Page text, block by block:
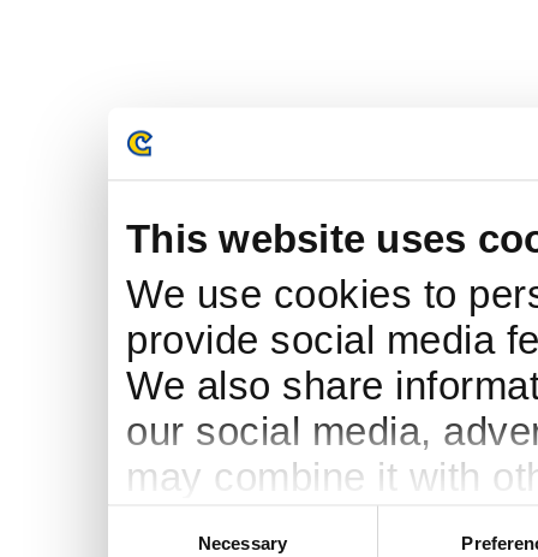
This website uses
We use cookies to
provide social media
We also share
our social media,
may combine it with
Necessary